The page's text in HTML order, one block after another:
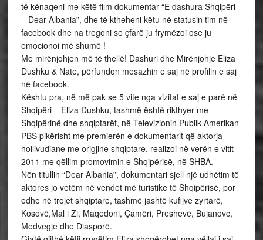
të kënaqeni me këtë film dokumentar “E dashura Shqipëri
– Dear Albania”, dhe të ktheheni këtu në statusin tim në
facebook dhe na tregoni se çfarë ju frymëzoi ose ju
emocionoi më shumë !
Me mirënjohjen më të thellë! Dashuri dhe Mirënjohje Eliza
Dushku & Nate, përfundon mesazhin e saj në profilin e saj
në facebook.
Kështu pra, në më pak se 5 vite nga vizitat e saj e parë në
Shqipëri – Eliza Dushku, tashmë është rikthyer me
Shqipërinë dhe shqiptarët, në Televizionin Publik Amerikan
PBS pikërisht me premierën e dokumentarit që aktorja
hollivudiane me origjine shqiptare, realizoi në verën e vitit
2011 me qëllim promovimin e Shqipërisë, në SHBA.
Nën titullin “Dear Albania”, dokumentari sjell një udhëtim të
aktores jo vetëm në vendet më turistike të Shqipërisë, por
edhe në trojet shqiptare, tashmë jashtë kufijve zyrtarë,
Kosovë,Mal i Zi, Maqedoni, Çamëri, Preshevë, Bujanovc,
Medvegje dhe Diasporë.